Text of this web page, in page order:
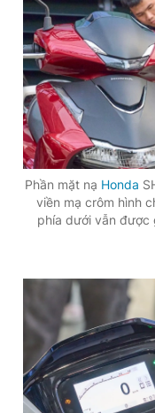
Phần mặt nạ Honda
viền mạ crôm hình
phía dưới vẫn được